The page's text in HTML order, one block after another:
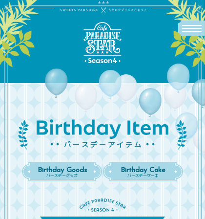
バースデーアイテム
Birthday Goods
バースデーグッズ
Birthday Cake
バースデーケーキ